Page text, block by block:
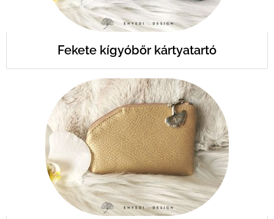
Fekete kígyóbőr kártyatartó